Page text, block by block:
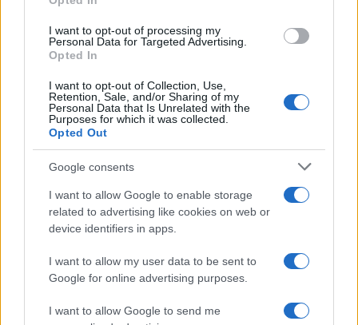
I want to opt-out of processing my
Personal Data for Targeted Advertising.
Opted In
I want to opt-out of Collection, Use,
Retention, Sale, and/or Sharing of my
Personal Data that Is Unrelated with the
Purposes for which it was collected.
Opted Out
Google consents
I want to allow Google to enable storage
related to advertising like cookies on web or
device identifiers in apps.
I want to allow my user data to be sent to
Google for online advertising purposes.
I want to allow Google to send me
Atletica leggera: gli italiani in gara ai Mondiali Under
Andrea Conforti · 5 Ago 2026
ALTRI SPORT